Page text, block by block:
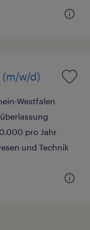
(m/w/d)
Westfalen
pro Jahr
und Technik